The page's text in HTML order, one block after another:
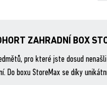
ZAHRADNÍ BOX
pro které jste dosud
Do boxu StoreMax se díky